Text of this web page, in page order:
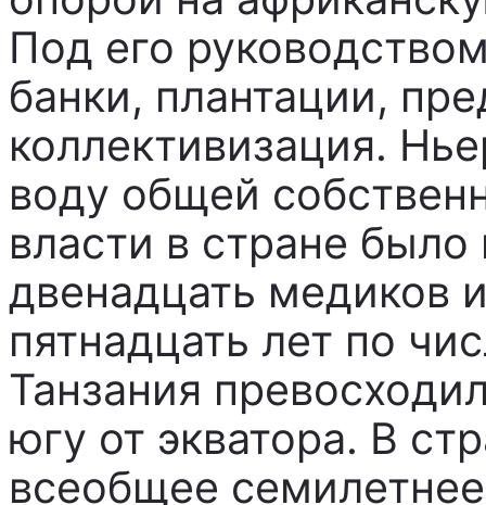
Под его
банки, плантации,
коллективизация.
воду общей
власти в стране
двенадцать медиков
пятнадцать лет по
Танзания
югу от экватора. В
всеобщее